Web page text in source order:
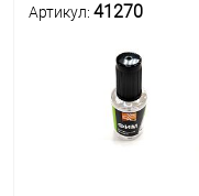
Артикул: 41270